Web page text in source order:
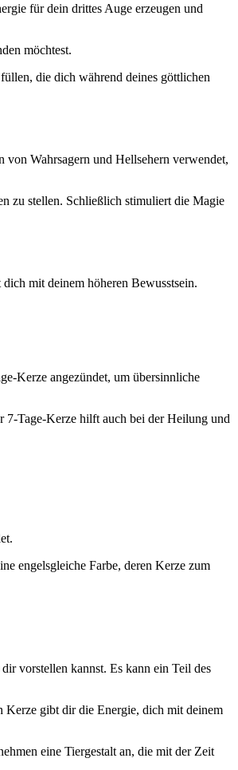
für dein drittes Auge erzeugen und
möchtest.
die dich während deines göttlichen
Wahrsagern und Hellsehern verwendet,
zu stellen. Schließlich stimuliert die Magie
mit deinem höheren Bewusstsein.
Kerze angezündet, um übersinnliche
7-Tage-Kerze hilft auch bei der Heilung und
engelsgleiche Farbe, deren Kerze zum
vorstellen kannst. Es kann ein Teil des
Kerze gibt dir die Energie, dich mit deinem
eine Tiergestalt an, die mit der Zeit